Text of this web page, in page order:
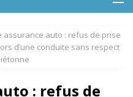
assurance auto : refus de prise
d’une conduite sans respect
: refus de